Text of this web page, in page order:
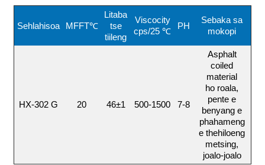
Sehlahisoa MFFT℃
Litaba
tse
tiileng
Viscocity
cps/25 ℃
PH
Sebaka sa
mokopi
HX-302 G 20 46±1 500-1500 7-8
Asphalt
coiled
material
ho roala,
pente e
benyang e
phahameng
e thehiloeng
metsing,
joalo-joalo